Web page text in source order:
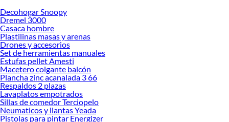
Desde remodelaciones hasta proyectos de decoración, estamos aquí para hacer
tus ideas realidad. ¡Visítanos y encuentra todo lo que tenemos para ofrecerte en
Tostadores Eléctricos!
Explora la variedad de productos de Tostadores Eléctricos en Sodimac
Herramientas, materiales y accesorios de calidad para tus proyectos y
renovación de espacios. ¡Visítanos y descubre todo lo que tenemos para
ofrecerte!
Encuentra una amplia variedad de productos de Tostadores Eléctricos en
Sodimac. Encuentra todo lo necesario para tus proyectos de renovación y
decoración. ¡Visítanos y haz tus ideas realidad!
Decohogar Snoopy
Dremel 3000
Casaca hombre
Plastilinas masas y arenas
Drones y accesorios
Set de herramientas manuales
Estufas pellet Amesti
Macetero colgante balcón
Plancha zinc acanalada 3 66
Respaldos 2 plazas
Lavaplatos empotrados
Sillas de comedor Terciopelo
Neumaticos y llantas Yeada
Pistolas para pintar Energizer